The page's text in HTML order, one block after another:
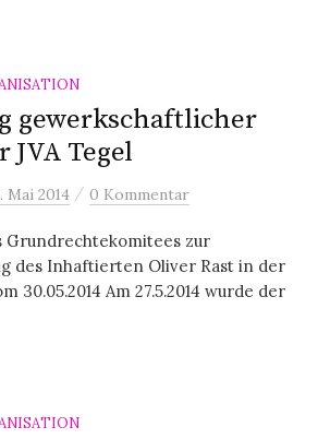
gewerkschaftlicher
Tegel
Mai 2014 / 0 Kommentar
Grundrechtekomitees zur
des Inhaftierten Oliver Rast in der
30.05.2014 Am 27.5.2014 wurde der